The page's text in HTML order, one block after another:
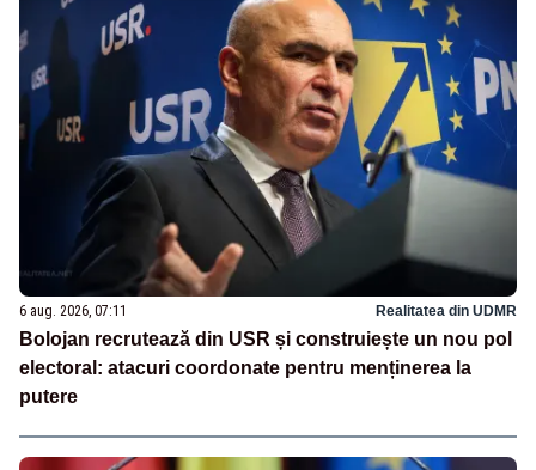
6 aug. 2026, 07:11 Realitatea din UDMR
Bolojan recrutează din USR și construiește un nou pol
electoral: atacuri coordonate pentru menținerea la
putere